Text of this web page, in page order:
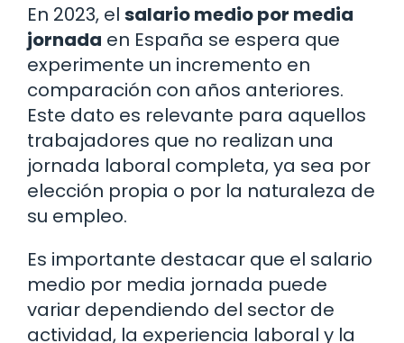
En 2023, el salario medio por media
jornada en España se espera que
experimente un incremento en
comparación con años anteriores.
Este dato es relevante para aquellos
trabajadores que no realizan una
jornada laboral completa, ya sea por
elección propia o por la naturaleza de
su empleo.
Es importante destacar que el salario
medio por media jornada puede
variar dependiendo del sector de
actividad, la experiencia laboral y la